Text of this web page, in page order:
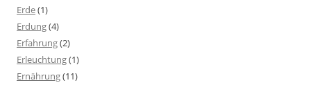
Erde(1)
Erdung(4)
Erfahrung(2)
Erleuchtung(1)
Ernährung(11)